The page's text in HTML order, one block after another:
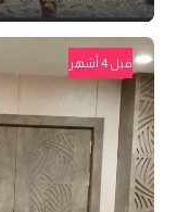
قبل 4 أشهر